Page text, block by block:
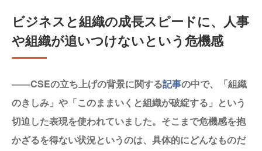
ビジネスと組織の成長スピードに、人事
や組織が追いつけないという危機感
――CSEの立ち上げの背景に関する記事の中で、「組織
のきしみ」や「このままいくと組織が破綻する」という
切迫した表現を使われていました。そこまで危機感を抱
かざるを得ない状況というのは、具体的にどんなものだ